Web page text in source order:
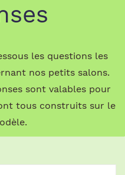
les questions les
nos petits salons.
sont valables pour
tous construits sur le